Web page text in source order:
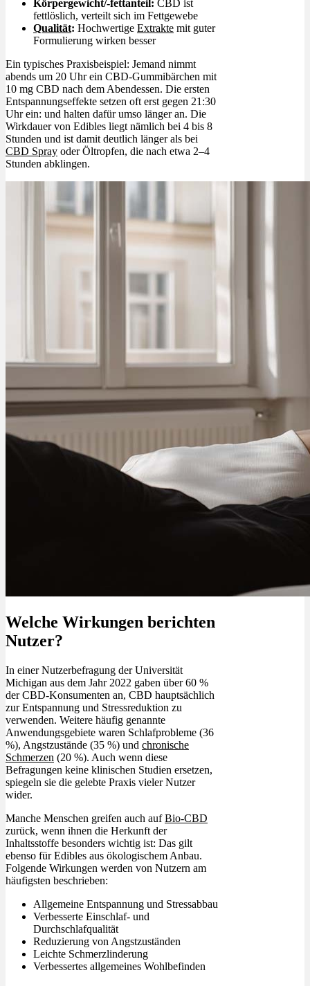
Körpergewicht/-fettanteil: CBD ist
fettlöslich, verteilt sich im Fettgewebe
Qualität: Hochwertige Extrakte mit guter
Formulierung wirken besser
Ein typisches Praxisbeispiel: Jemand nimmt
abends um 20 Uhr ein CBD-Gummibärchen mit
10 mg CBD nach dem Abendessen. Die ersten
Entspannungseffekte setzen oft erst gegen 21:30
Uhr ein: und halten dafür umso länger an. Die
Wirkdauer von Edibles liegt nämlich bei 4 bis 8
Stunden und ist damit deutlich länger als bei
CBD Spray oder Öltropfen, die nach etwa 2–4
Stunden abklingen.
Welche Wirkungen berichten
Nutzer?
In einer Nutzerbefragung der Universität
Michigan aus dem Jahr 2022 gaben über 60 %
der CBD-Konsumenten an, CBD hauptsächlich
zur Entspannung und Stressreduktion zu
verwenden. Weitere häufig genannte
Anwendungsgebiete waren Schlafprobleme (36
%), Angstzustände (35 %) und chronische
Schmerzen (20 %). Auch wenn diese
Befragungen keine klinischen Studien ersetzen,
spiegeln sie die gelebte Praxis vieler Nutzer
wider.
Manche Menschen greifen auch aufBio-CBD
zurück, wenn ihnen die Herkunft der
Inhaltsstoffe besonders wichtig ist: Das gilt
ebenso für Edibles aus ökologischem Anbau.
Folgende Wirkungen werden von Nutzern am
häufigsten beschrieben:
Allgemeine Entspannung und Stressabbau
Verbesserte Einschlaf- und
Durchschlafqualität
Reduzierung von Angstzuständen
Leichte Schmerzlinderung
Verbessertes allgemeines Wohlbefinden